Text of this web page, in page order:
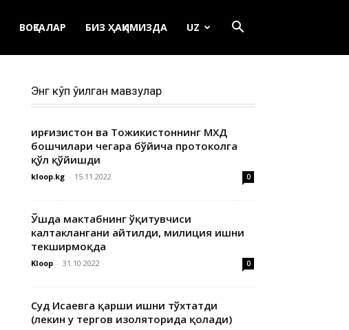
ВОҚЕАЛАР БИЗ ҲАҚИМИЗДА UZ
Энг кўп ўқилган мавзулар
Қирғизистон ва Тожикистоннинг МХДҚ
бошчилари чегара бўйича протоколга
қўл қўйишди
kloop.kg - 15.11.2022 0
Ўшда мактабнинг ўқитувчиси
калтаклангани айтилди, милиция ишни
текширмоқда
Kloop - 31.10.2022 0
Суд Исаевга қарши ишни тўхтатди
(лекин у тергов изоляторида қолади)